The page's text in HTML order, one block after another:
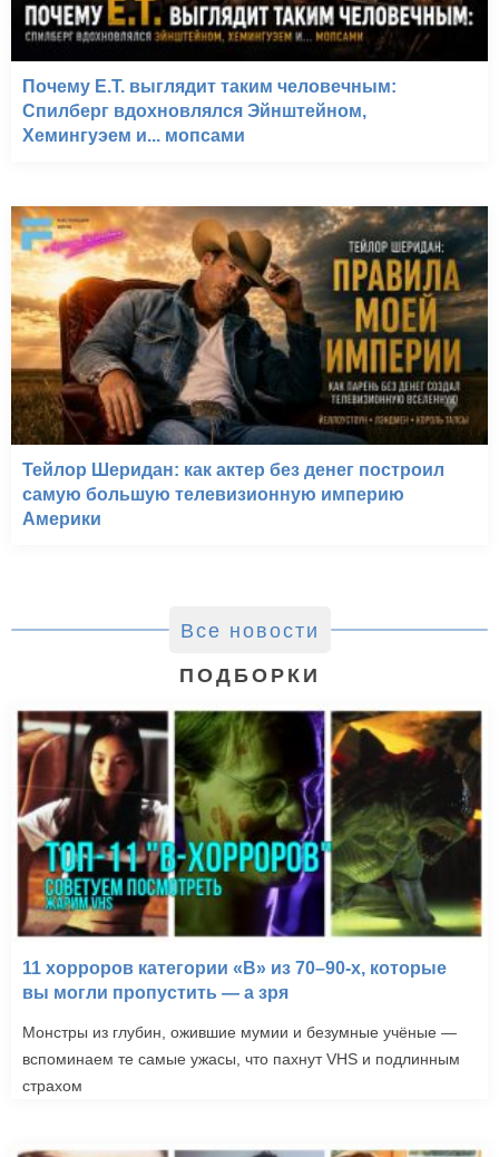
Почему E.T. выглядит таким человечным:
Спилберг вдохновлялся Эйнштейном,
Хемингуэем и... мопсами
Тейлор Шеридан: как актер без денег построил
самую большую телевизионную империю
Америки
Все новости
ПОДБОРКИ
11 хорроров категории «B» из 70–90-х, которые
вы могли пропустить — а зря
Монстры из глубин, ожившие мумии и безумные учёные —
вспоминаем те самые ужасы, что пахнут VHS и подлинным
страхом